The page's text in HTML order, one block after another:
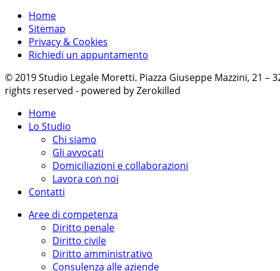
Home
Sitemap
Privacy & Cookies
Richiedi un appuntamento
© 2019 Studio Legale Moretti. Piazza Giuseppe Mazzini, 21 –
rights reserved - powered by Zerokilled
Home
Lo Studio
Chi siamo
Gli avvocati
Domiciliazioni e collaborazioni
Lavora con noi
Contatti
Aree di competenza
Diritto penale
Diritto civile
Diritto amministrativo
Consulenza alle aziende